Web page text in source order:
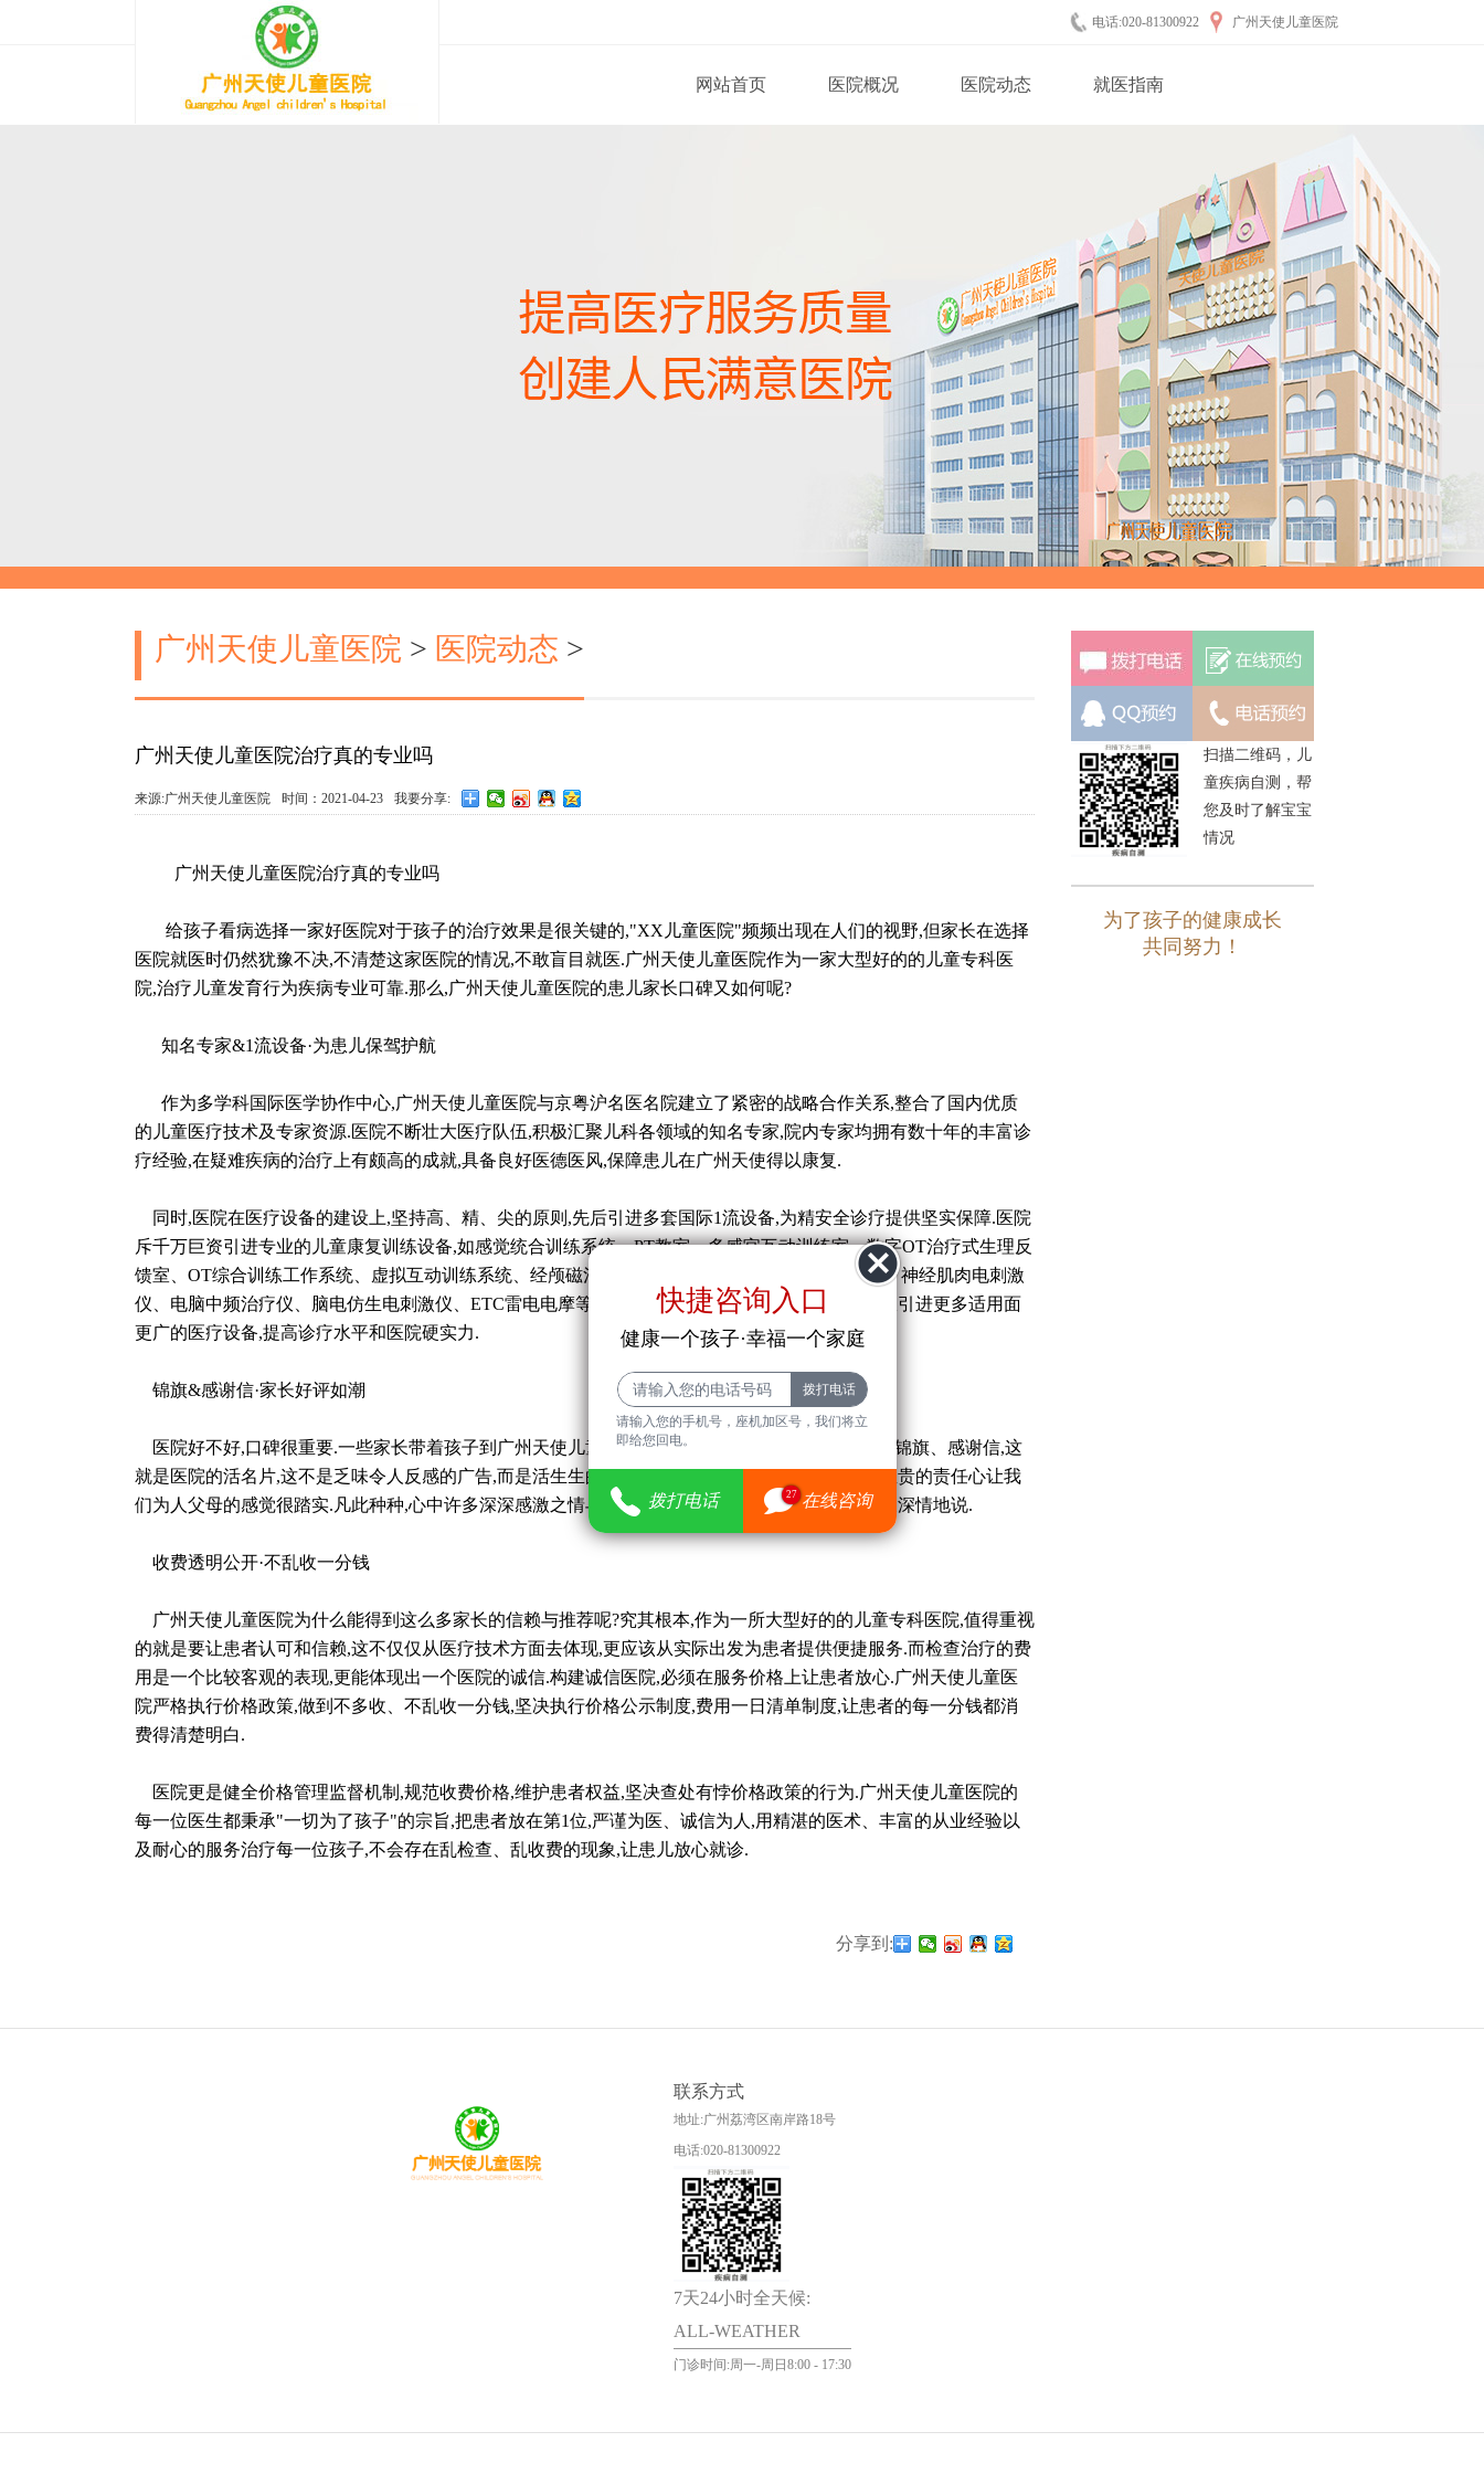
广州天使儿童医院
电话:020-81300922
网站首页 医院概况 医院动态 就医指南
广州天使儿童医院 > 医院动态 >
广州天使儿童医院治疗真的专业吗
来源:广州天使儿童医院 时间：2021-04-23 我要分享:
广州天使儿童医院治疗真的专业吗
给孩子看病选择一家好医院对于孩子的治疗效果是很关键的,"XX儿童医院"频频出现在人们的视野,但家长在选择
医院就医时仍然犹豫不决,不清楚这家医院的情况,不敢盲目就医.广州天使儿童医院作为一家大型好的的儿童专科医
院,治疗儿童发育行为疾病专业可靠.那么,广州天使儿童医院的患儿家长口碑又如何呢?
知名专家&1流设备·为患儿保驾护航
作为多学科国际医学协作中心,广州天使儿童医院与京粤沪名医名院建立了紧密的战略合作关系,整合了国内优质
的儿童医疗技术及专家资源.医院不断壮大医疗队伍,积极汇聚儿科各领域的知名专家,院内专家均拥有数十年的丰富诊
疗经验,在疑难疾病的治疗上有颇高的成就,具备良好医德医风,保障患儿在广州天使得以康复.
同时,医院在医疗设备的建设上,坚持高、精、尖的原则,先后引进多套国际1流设备,为精安全诊疗提供坚实保障.医院
斥千万巨资引进专业的儿童康复训练设备,如感觉统合训练系统、PT教室、多感官互动训练室、数字OT治疗式生理反
馈室、OT综合训练工作系统、虚拟互动训练系统、经颅磁治疗仪、生物反馈仪、肌电生物反馈仪、神经肌肉电刺激
仪、电脑中频治疗仪、脑电仿生电刺激仪、ETC雷电电摩等专业儿童康复训练设备,并且医院将积极引进更多适用面
更广的医疗设备,提高诊疗水平和医院硬实力.
锦旗&感谢信·家长好评如潮
医院好不好,口碑很重要.一些家长带着孩子到广州天使儿童医院看病,得到很好的疗效,自发地赠送锦旗、感谢信,这
就是医院的活名片,这不是乏味令人反感的广告,而是活生生的案例."你们的精湛医术、团队精神和宝贵的责任心让我
们为人父母的感觉很踏实.凡此种种,心中许多深深感激之情与敬意汇聚在这面锦旗里."一位患儿家长深情地说.
收费透明公开·不乱收一分钱
广州天使儿童医院为什么能得到这么多家长的信赖与推荐呢?究其根本,作为一所大型好的的儿童专科医院,值得重视
的就是要让患者认可和信赖,这不仅仅从医疗技术方面去体现,更应该从实际出发为患者提供便捷服务.而检查治疗的费
用是一个比较客观的表现,更能体现出一个医院的诚信.构建诚信医院,必须在服务价格上让患者放心.广州天使儿童医
院严格执行价格政策,做到不多收、不乱收一分钱,坚决执行价格公示制度,费用一日清单制度,让患者的每一分钱都消
费得清楚明白.
医院更是健全价格管理监督机制,规范收费价格,维护患者权益,坚决查处有悖价格政策的行为.广州天使儿童医院的
每一位医生都秉承"一切为了孩子"的宗旨,把患者放在第1位,严谨为医、诚信为人,用精湛的医术、丰富的从业经验以
及耐心的服务治疗每一位孩子,不会存在乱检查、乱收费的现象,让患儿放心就诊.
分享到:
扫描二维码，儿
童疾病自测，帮
您及时了解宝宝
情况
为了孩子的健康成长
共同努力！
联系方式
地址:广州荔湾区南岸路18号
电话:020-81300922
7天24小时全天候:
ALL-WEATHER
门诊时间:周一-周日8:00 - 17:30
快捷咨询入口
健康一个孩子·幸福一个家庭
请输入您的手机号，座机加区号，我们将立
即给您回电。
拨打电话 27 在线咨询